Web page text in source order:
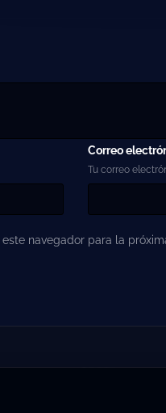
Correo
Tu correo
navegador para la